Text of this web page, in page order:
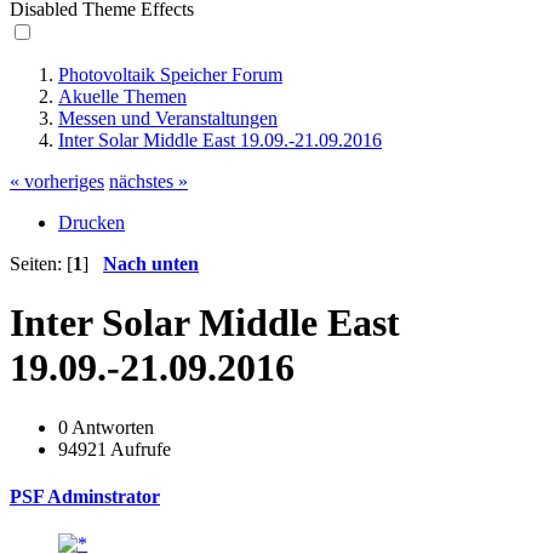
Disabled Theme Effects
Photovoltaik Speicher Forum
Akuelle Themen
Messen und Veranstaltungen
Inter Solar Middle East 19.09.-21.09.2016
« vorheriges nächstes »
Drucken
Seiten: [1] Nach unten
Inter Solar Middle East
19.09.-21.09.2016
0 Antworten
94921 Aufrufe
PSF Adminstrator